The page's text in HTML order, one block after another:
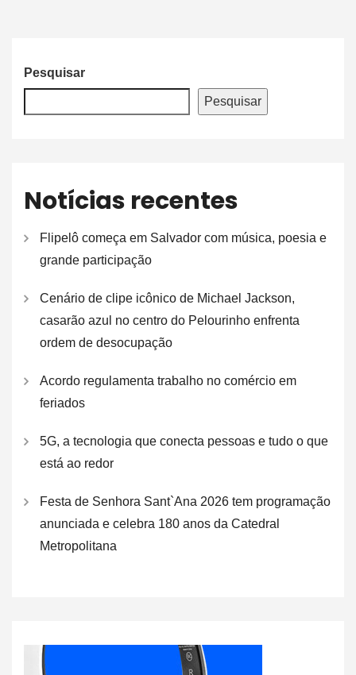
Pesquisar
Pesquisar
Notícias recentes
Flipelô começa em Salvador com música, poesia e
grande participação
Cenário de clipe icônico de Michael Jackson,
casarão azul no centro do Pelourinho enfrenta
ordem de desocupação
Acordo regulamenta trabalho no comércio em
feriados
5G, a tecnologia que conecta pessoas e tudo o que
está ao redor
Festa de Senhora Sant`Ana 2026 tem programação
anunciada e celebra 180 anos da Catedral
Metropolitana